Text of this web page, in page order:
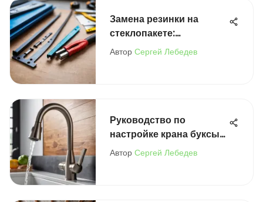
Замена резинки на
стеклопакете:
подробное руководство
Автор Сергей Лебедев
Руководство по
настройке крана буксы
на смесителе
Автор Сергей Лебедев